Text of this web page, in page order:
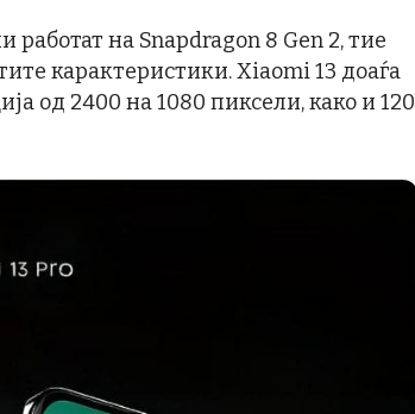
работат на Snapdragon 8 Gen 2, тие
карактеристики. Xiaomi 13 доаѓа
од 2400 на 1080 пиксели, како и 120